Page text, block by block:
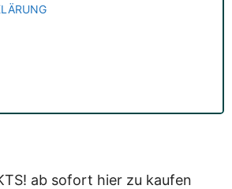
Anmeldung eine E-Mail, in der Sie um
Deiner Daten durch
Deine Daten werden
und dienen nur für diesen Service!
ab sofort hier zu kaufen